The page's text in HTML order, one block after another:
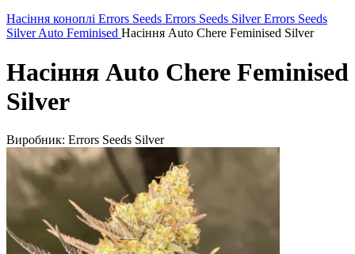
Насіння коноплі Errors Seeds Errors Seeds SilverErrors Seeds
Silver Auto Feminised Насіння Auto Chere Feminised Silver
Насіння Auto Chere Feminised
Silver
Виробник: Errors Seeds Silver